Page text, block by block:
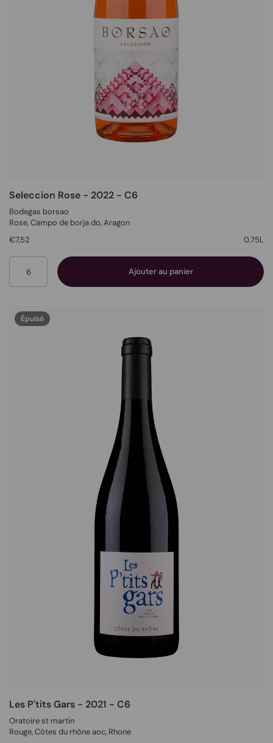
Seleccion Rose - 2022 - C6
Bodegas borsao
Rose, Campo de borja do,Aragon
€7,52
0.75L
Quantité
Ajouter au panier
Les P'tits Gars - 2021 - C6
Oratoire st martin
Rouge, Côtes du rhône aoc, Rhone
Épuisé